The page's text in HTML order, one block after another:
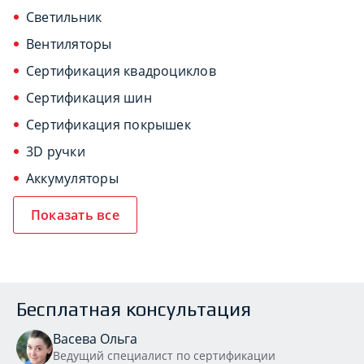
Светильник
Вентиляторы
Сертификация квадроциклов
Сертификация шин
Сертификация покрышек
3D ручки
Аккумуляторы
Показать все
Бесплатная консультация
Васева Ольга
Ведущий специалист по сертификации